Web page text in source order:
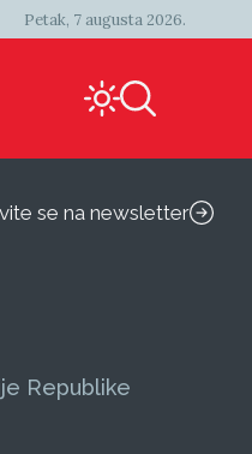
Petak, 7 augusta 2026.
se na newsletter
Republike